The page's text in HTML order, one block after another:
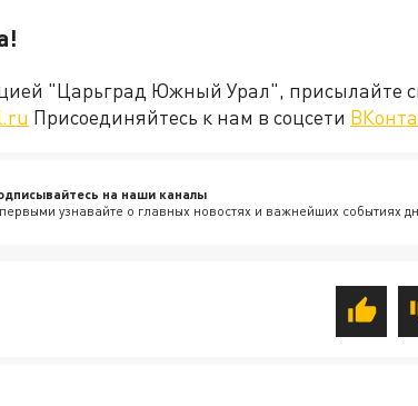
"Царьград Южный Урал", присылайте
Присоединяйтесь к нам в соцсети
на наши каналы
узнавайте о главных новостях и важнейших событиях